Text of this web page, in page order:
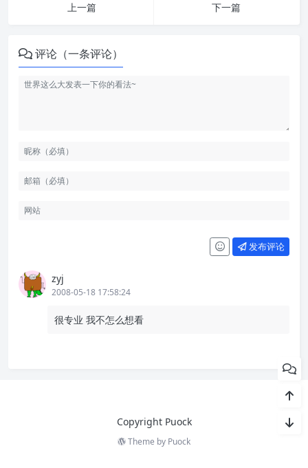
上一篇
下一篇
评论（一条评论）
发布评论
zyj
2008-05-18 17:58:24
很专业 我不怎么想看
Copyright Puock
Theme by Puock